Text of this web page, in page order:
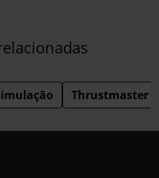
Thrustmaster